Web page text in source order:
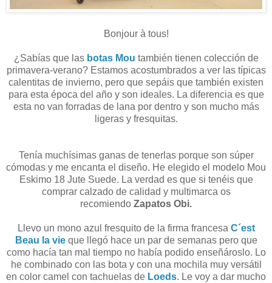
Bonjour à tous!
¿Sabías que las botas Mou también tienen colección de
primavera-verano? Estamos acostumbrados a ver las típicas
calentitas de invierno, pero que sepáis que también existen
para esta época del año y son ideales. La diferencia es que
esta no van forradas de lana por dentro y son mucho más
ligeras y fresquitas.
Tenía muchísimas ganas de tenerlas porque son súper
cómodas y me encanta el diseño. He elegido el modelo Mou
Eskimo 18 Jute Suede. La verdad es que si tenéis que
comprar calzado de calidad y multimarca os
recomiendo Zapatos Obi.
Llevo un mono azul fresquito de la firma francesa C´est
Beau la vieque llegó hace un par de semanas pero que
como hacía tan mal tiempo no había podido enseñároslo. Lo
he combinado con las bota y con una mochila muy versátil
en color camel con tachuelas de Loeds. Le voy a dar mucho